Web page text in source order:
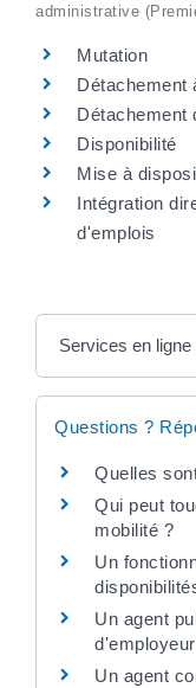
administrative
Mutation
Détachement
Détachement
Disponibilité
Mise à
Intégration
d'emplois
Services en
Questions ?
Quelles
Qui peut
mobilité ?
Un
Un agent
Un agent